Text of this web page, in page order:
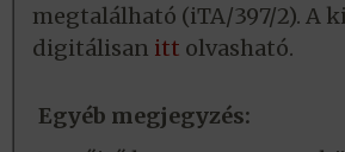
megtalálható (iTA/397/2). A
digitálisan itt olvasható.
Egyéb megjegyzés: